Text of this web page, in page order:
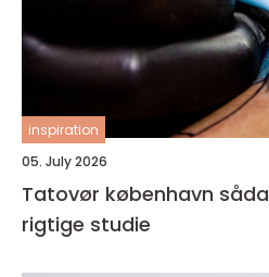
inspiration
05. July 2026
Tatovør københavn sådan finder du det
rigtige studie